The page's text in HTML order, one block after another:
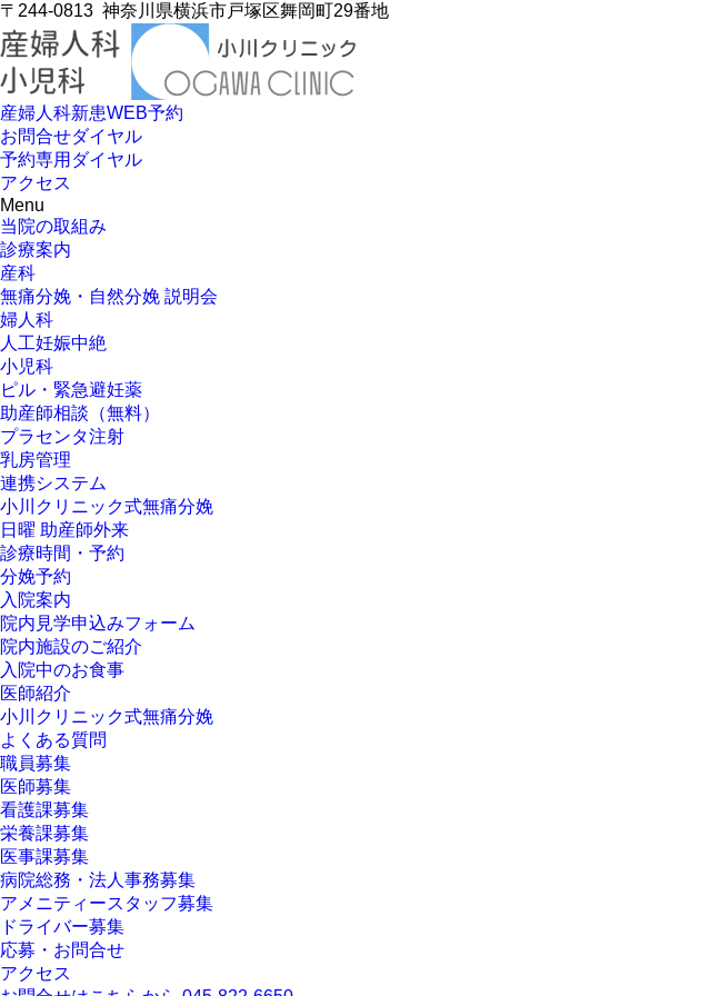
〒244-0813 神奈川県横浜市戸塚区舞岡町29番地
産婦人科新患WEB予約
お問合せダイヤル
予約専用ダイヤル
アクセス
Menu
当院の取組み
診療案内
産科
無痛分娩・自然分娩 説明会
婦人科
人工妊娠中絶
小児科
ピル・緊急避妊薬
助産師相談（無料）
プラセンタ注射
乳房管理
連携システム
小川クリニック式無痛分娩
日曜 助産師外来
診療時間・予約
分娩予約
入院案内
院内見学申込みフォーム
院内施設のご紹介
入院中のお食事
医師紹介
小川クリニック式無痛分娩
よくある質問
職員募集
医師募集
看護課募集
栄養課募集
医事課募集
病院総務・法人事務募集
アメニティースタッフ募集
ドライバー募集
応募・お問合せ
アクセス